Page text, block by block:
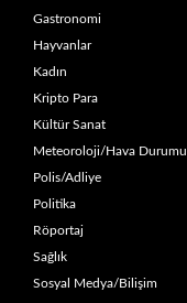
Gastronomi
Hayvanlar
Kadın
Kripto Para
Kültür Sanat
Meteoroloji/Hava Durumu
Polis/Adliye
Politika
Röportaj
Sağlık
Sosyal Medya/Bilişim